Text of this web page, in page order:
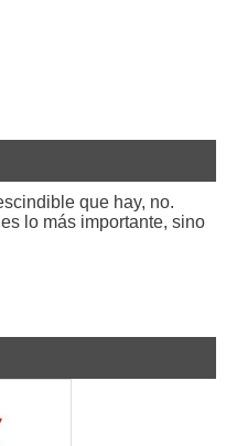
que hay, no.
lo más importante, sino